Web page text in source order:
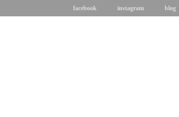
facebook instagram blog